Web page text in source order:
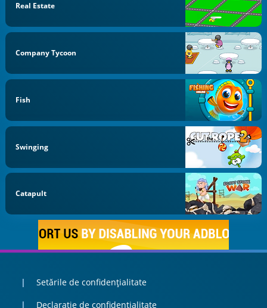
Real Estate
Company Tycoon
Fish
Swinging
Catapult
Setările de confidențialitate
Declaratie de confidentialitate